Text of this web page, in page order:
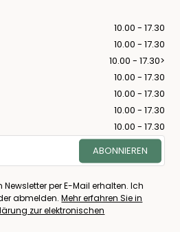
10.00 - 17.30
10.00 - 17.30
10.00 - 17.30>
10.00 - 17.30
10.00 - 17.30
10.00 - 17.30
10.00 - 17.30
per E-Mail erhalten. Ich
abmelden.Mehr erfahren Sie in
zur elektronischen